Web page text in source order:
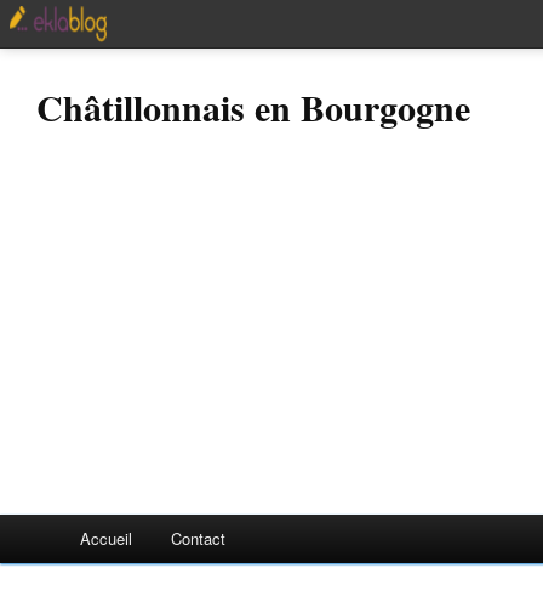
Châtillonnais en Bourgogne
Accueil Contact